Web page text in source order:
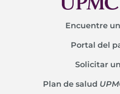
Encuentre
Portal del
Solicitar
Plan de salud